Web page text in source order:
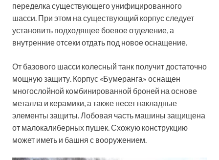
переделка существующего унифицированного
шасси. При этом на существующий корпус следует
установить подходящее боевое отделение, а
внутренние отсеки отдать под новое оснащение.
От базового шасси колесный танк получит достаточно
мощную защиту. Корпус «Бумеранга» оснащен
многослойной комбинированной броней на основе
металла и керамики, а также несет накладные
элементы защиты. Лобовая часть машины защищена
от малокалиберных пушек. Схожую конструкцию
может иметь и башня с вооружением.